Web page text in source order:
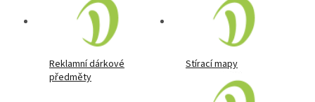
Reklamní dárkové
předměty
Stírací mapy